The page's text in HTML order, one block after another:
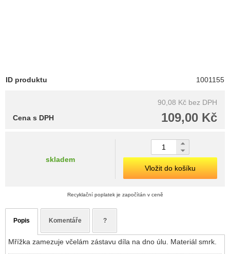
ID produktu 1001155
90,08 Kč bez DPH
109,00 Kč
Cena s DPH
skladem
Vložit do košíku
Recyklační poplatek je započítán v ceně
Popis Komentáře ?
Mřížka zamezuje včelám zástavu díla na dno úlu. Materiál smrk.